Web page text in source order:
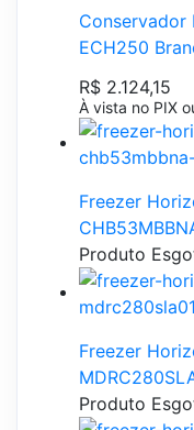
Conservador
ECH250
R$ 2.124,15
À vista no PIX
Freezer
Produto
Freezer
Produto